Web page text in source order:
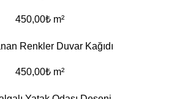
450,00₺ m²
Renkler Duvar Kağıdı
450,00₺ m²